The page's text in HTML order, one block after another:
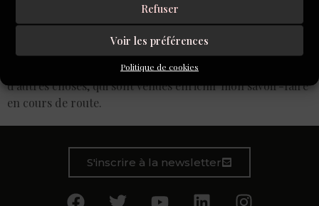
Refuser
Voir les préférences
Politique de cookies
Ce roman m’a pris cinq ans donc en parallèle, j’ai écrit
d’autres choses, qui sont venues enrichir mon savoir-faire
en cours de route.
S'inscrire à la newsletter